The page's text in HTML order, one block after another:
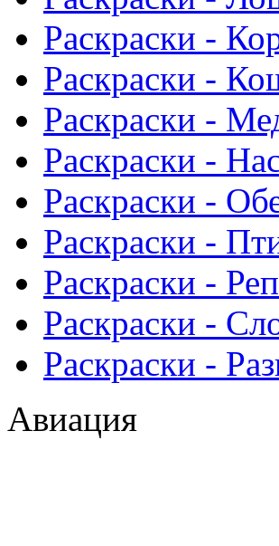
Раскраски -
Раскраски -
Раскраски -
Раскраски -
Раскраски -
Раскраски -
Раскраски -
Раскраски -
Раскраски -
Авиация